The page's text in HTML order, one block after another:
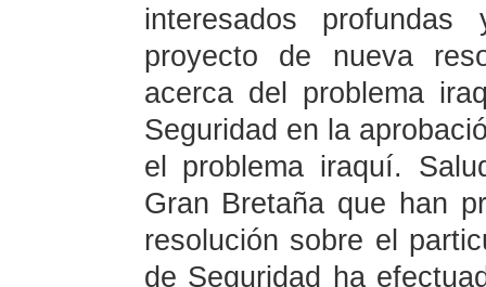
interesados
proyecto de nueva
acerca del problema
Seguridad en la
el problema iraquí.
Gran Bretaña que han
resolución sobre el
de Seguridad ha